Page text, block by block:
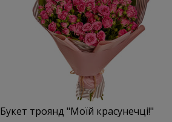
Букет троянд "Моїй красунечці!"